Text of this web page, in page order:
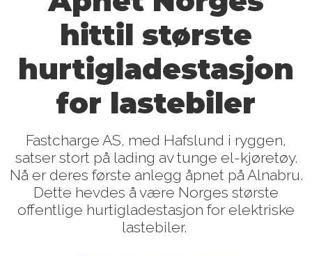
hittil største
hurtigladestasjon
for lastebiler
Fastcharge AS, med Hafslund i ryggen,
satser stort på lading av tunge el-kjøretøy.
Nå er deres første anlegg åpnet på Alnabru.
Dette hevdes å være Norges største
offentlige hurtigladestasjon for elektriske
lastebiler.